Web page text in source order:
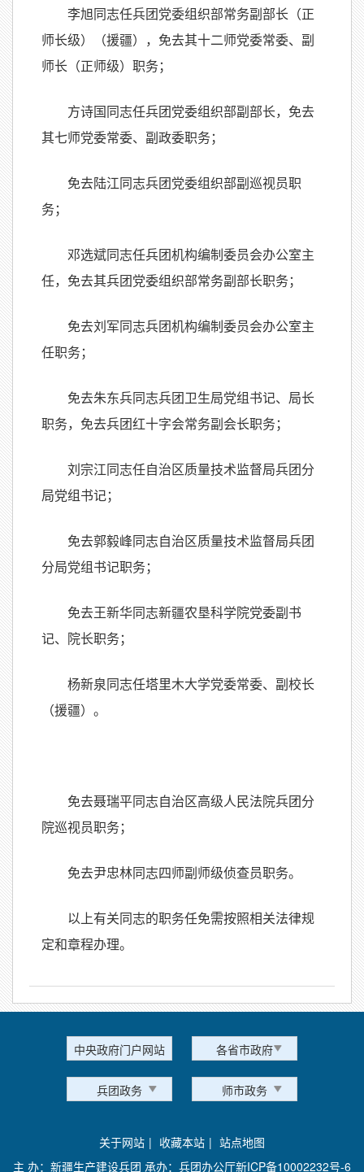
李旭同志任兵团党委组织部常务副部长（正
师长级）（援疆），免去其十二师党委常委、副
师长（正师级）职务；
方诗国同志任兵团党委组织部副部长，免去
其七师党委常委、副政委职务；
免去陆江同志兵团党委组织部副巡视员职
务；
邓选斌同志任兵团机构编制委员会办公室主
任，免去其兵团党委组织部常务副部长职务；
免去刘军同志兵团机构编制委员会办公室主
任职务；
免去朱东兵同志兵团卫生局党组书记、局长
职务，免去兵团红十字会常务副会长职务；
刘宗江同志任自治区质量技术监督局兵团分
局党组书记；
免去郭毅峰同志自治区质量技术监督局兵团
分局党组书记职务；
免去王新华同志新疆农垦科学院党委副书
记、院长职务；
杨新泉同志任塔里木大学党委常委、副校长
（援疆）。
免去聂瑞平同志自治区高级人民法院兵团分
院巡视员职务；
免去尹忠林同志四师副师级侦查员职务。
以上有关同志的职务任免需按照相关法律规
定和章程办理。
中央政府门户网站 各省市政府
兵团政务 师市政务
关于网站 | 收藏本站 | 站点地图
主 办：新疆生产建设兵团 承办：兵团办公厅新ICP备10002232号-6